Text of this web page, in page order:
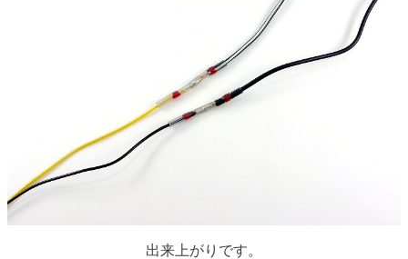
出来上がりです。